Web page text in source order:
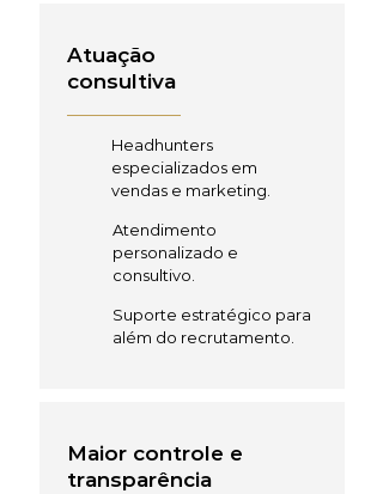
Atuação
consultiva
Headhunters
especializados em
vendas e marketing.
Atendimento
personalizado e
consultivo.
Suporte estratégico para
além do recrutamento.
Maior controle e
transparência